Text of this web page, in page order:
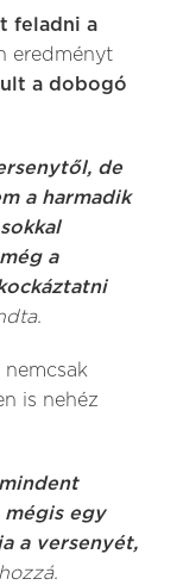
feladni a
eredményt
a dobogó
de
a harmadik
a
is nehéz
mégis egy
a versenyét,